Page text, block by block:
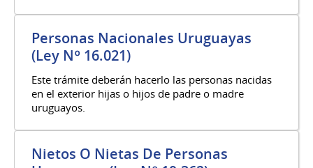
Personas Nacionales Uruguayas
(Ley Nº 16.021)
Este trámite deberán hacerlo las personas nacidas
en el exterior hijas o hijos de padre o madre
uruguayos.
Nietos O Nietas De Personas